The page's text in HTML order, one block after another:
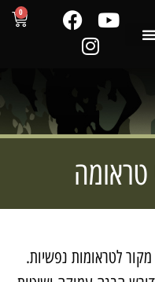
לטראומות נפשיות.